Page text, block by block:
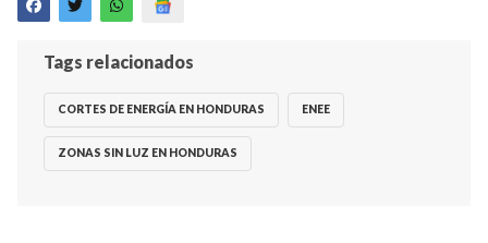
Tags relacionados
CORTES DE ENERGÍA EN HONDURAS ENEE
ZONAS SIN LUZ EN HONDURAS